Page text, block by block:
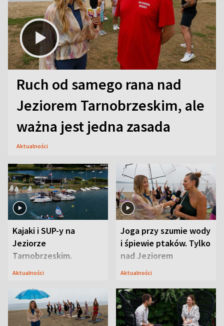
Ruch od samego rana nad
Jeziorem Tarnobrzeskim, ale
ważna jest jedna zasada
Aktualności
Kajaki i SUP-y na
Jeziorze
Tarnobrzeskim.
Przyrodnicy zwracają
Aktualności
Joga przy szumie wody
i śpiewie ptaków. Tylko
nad Jeziorem
Tarnobrzeskim
Aktualności